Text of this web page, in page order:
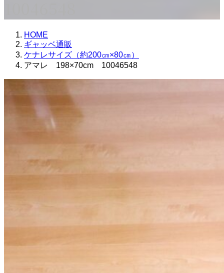
HOME
ギャッベ通販
ケナレサイズ（約200㎝×80㎝）
アマレ 198×70cm 10046548